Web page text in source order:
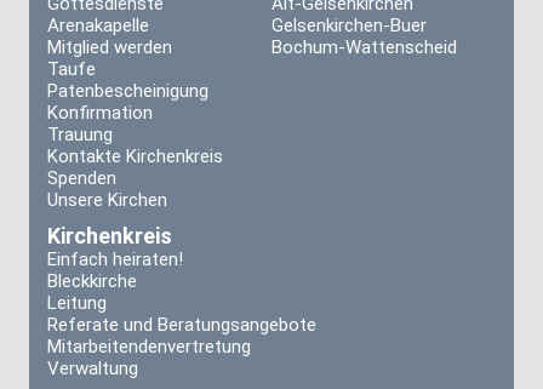
Arenakapelle
Mitglied werden
Taufe
Patenbescheinigung
Konfirmation
Trauung
Kontakte Kirchenkreis
Spenden
Unsere Kirchen
Gelsenkirchen-Buer
Bochum-Wattenscheid
Kirchenkreis
Einfach heiraten!
Bleckkirche
Leitung
Referate und Beratungsangebote
Mitarbeitendenvertretung
Verwaltung